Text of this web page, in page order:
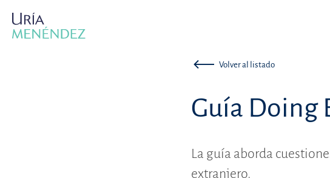
Volver al listado
Guía Doing
La guía aborda
extranjero.